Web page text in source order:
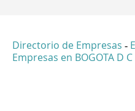
Directorio de Empresas -
Empresas en BOGOTA D C